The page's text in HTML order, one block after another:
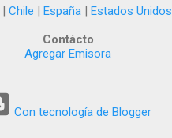
| Chile | España | Estados Unidos
Contácto
Agregar Emisora
Con tecnología de Blogger